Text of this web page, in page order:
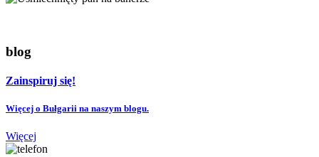
blog
Zainspiruj się!
Więcej o Bułgarii na naszym blogu.
Więcej